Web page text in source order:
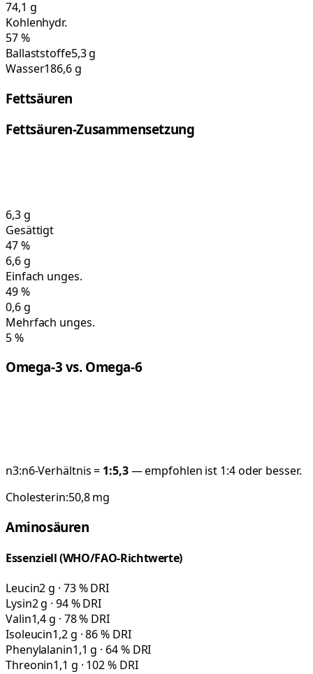
74,1 g
Kohlenhydr.
57%
Ballaststoffe5,3 g
Wasser186,6 g
Fettsäuren
Fettsäuren-Zusammensetzung
6,3g
Gesättigt
47%
6,6g
Einfach unges.
49%
0,6g
Mehrfach unges.
5%
Omega-3 vs. Omega-6
n3:n6-Verhältnis = 1:5,3— empfohlen ist 1:4 oder besser.
Cholesterin:50,8mg
Aminosäuren
Essenziell (WHO/FAO-Richtwerte)
Leucin2 g · 73 % DRI
Lysin2 g · 94 % DRI
Valin1,4 g · 78 % DRI
Isoleucin1,2 g · 86 % DRI
Phenylalanin1,1 g · 64 % DRI
Threonin1,1 g · 102 % DRI